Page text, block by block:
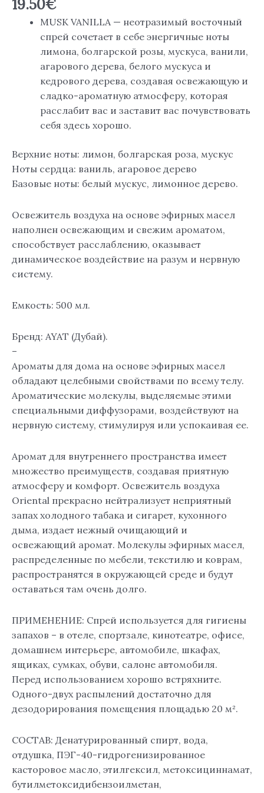
19.50€
MUSK VANILLA — неотразимый восточный
спрей сочетает в себе энергичные ноты
лимона, болгарской розы, мускуса, ванили,
агарового дерева, белого мускуса и
кедрового дерева, создавая освежающую и
сладко-ароматную атмосферу, которая
расслабит вас и заставит вас почувствовать
себя здесь хорошо.
Верхние ноты: лимон, болгарская роза, мускус
Ноты сердца: ваниль, агаровое дерево
Базовые ноты: белый мускус, лимонное дерево.
Освежитель воздуха на основе эфирных масел
наполнен освежающим и свежим ароматом,
способствует расслаблению, оказывает
динамическое воздействие на разум и нервную
систему.
Емкость: 500 мл.
Бренд: AYAT (Дубай).
–
Ароматы для дома на основе эфирных масел
обладают целебными свойствами по всему телу.
Ароматические молекулы, выделяемые этими
специальными диффузорами, воздействуют на
нервную систему, стимулируя или успокаивая ее.
Аромат для внутреннего пространства имеет
множество преимуществ, создавая приятную
атмосферу и комфорт. Освежитель воздуха
Oriental прекрасно нейтрализует неприятный
запах холодного табака и сигарет, кухонного
дыма, издает нежный очищающий и
освежающий аромат. Молекулы эфирных масел,
распределенные по мебели, текстилю и коврам,
распространятся в окружающей среде и будут
оставаться там очень долго.
ПРИМЕНЕНИЕ: Спрей используется для гигиены
запахов – в отеле, спортзале, кинотеатре, офисе,
домашнем интерьере, автомобиле, шкафах,
ящиках, сумках, обуви, салоне автомобиля.
Перед использованием хорошо встряхните.
Одного-двух распылений достаточно для
дезодорирования помещения площадью 20 м².
СОСТАВ: Денатурированный спирт, вода,
отдушка, ПЭГ-40-гидрогенизированное
касторовое масло, этилгексил, метоксициннамат,
бутилметоксидибензоилметан,
VANILLA»